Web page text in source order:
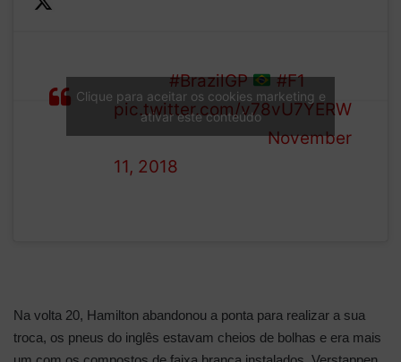
LAP
19/71
tyres…#BrazilGP
#F1
pic.twitter.com/v78vU7YERW
— Formula 1 (@F1)November
11, 2018
Clique para aceitar os cookies marketing e
ativar este conteúdo
Na volta 20, Hamilton abandonou a ponta para realizar a sua
troca, os pneus do inglês estavam cheios de bolhas e era mais